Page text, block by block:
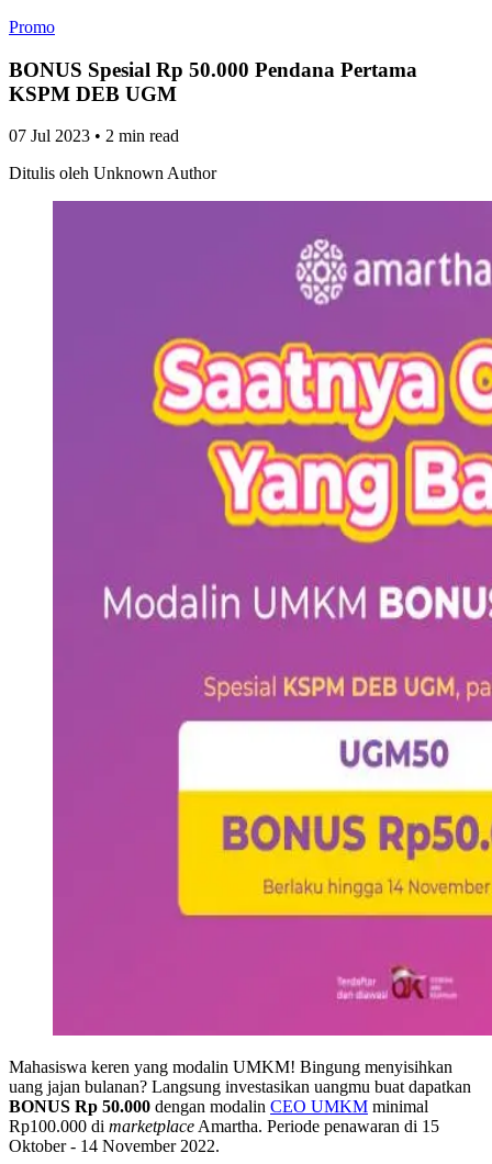
Promo
BONUS Spesial Rp 50.000 Pendana Pertama
KSPM DEB UGM
07 Jul 2023 • 2 min read
Ditulis oleh Unknown Author
Mahasiswa keren yang modalin UMKM! Bingung menyisihkan
uang jajan bulanan? Langsung investasikan uangmu buat dapatkan
BONUS Rp 50.000 dengan modalin CEO UMKM minimal
Rp100.000 di marketplaceAmartha. Periode penawaran di 15
Oktober - 14 November 2022.